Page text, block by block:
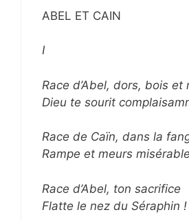
ABEL ET CAIN
I
Race d’Abel, dors, bois et
Dieu te sourit
Race de Caïn, dans la
Rampe et meurs
Race d’Abel, ton sacrifice
Flatte le nez du Séraphin !